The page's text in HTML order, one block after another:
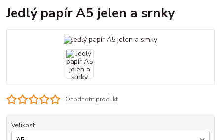
Jedlý papír A5 jelen a srnky
Ohodnotit produkt
Velikost